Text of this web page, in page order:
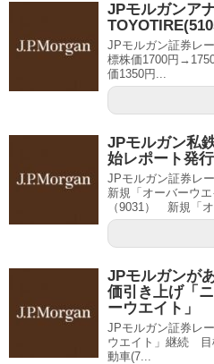
JPモルガンア
JPモルガン証券レ
標株価1700円
価1350円...
JPモルガン私
始レポート発行
JPモルガン証券レ
新規「オーバーウ
（9031） 新規「
JPモルガンが
価引き上げ「
ーウエイト」
JPモルガン証券レ
ウエイト」継続 目
動車(7...